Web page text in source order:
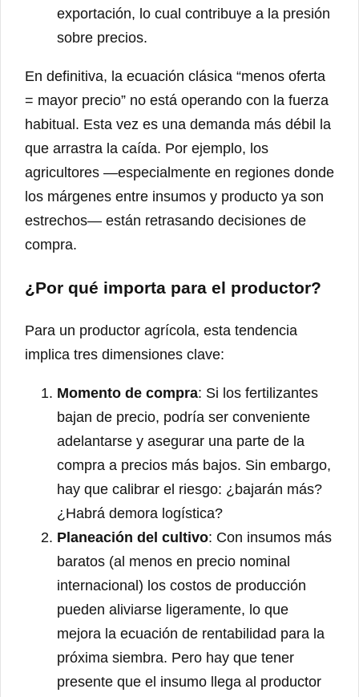
exportación, lo cual contribuye a la presión
sobre precios.
En definitiva, la ecuación clásica “menos oferta
= mayor precio” no está operando con la fuerza
habitual. Esta vez es una demanda más débil la
que arrastra la caída. Por ejemplo, los
agricultores —especialmente en regiones donde
los márgenes entre insumos y producto ya son
estrechos— están retrasando decisiones de
compra.
¿Por qué importa para el productor?
Para un productor agrícola, esta tendencia
implica tres dimensiones clave:
Momento de compra: Si los fertilizantes
bajan de precio, podría ser conveniente
adelantarse y asegurar una parte de la
compra a precios más bajos. Sin embargo,
hay que calibrar el riesgo: ¿bajarán más?
¿Habrá demora logística?
Planeación del cultivo: Con insumos más
baratos (al menos en precio nominal
internacional) los costos de producción
pueden aliviarse ligeramente, lo que
mejora la ecuación de rentabilidad para la
próxima siembra. Pero hay que tener
presente que el insumo llega al productor